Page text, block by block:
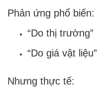
Phản ứng phổ biến:
“Do thị trường”
“Do giá vật liệu”
Nhưng thực tế: